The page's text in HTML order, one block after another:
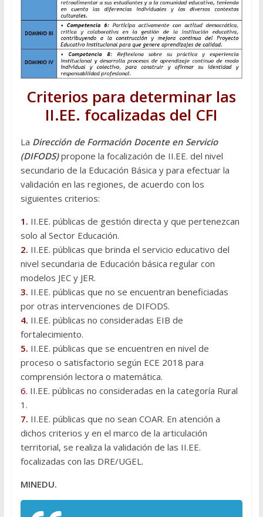
Criterios para determinar las
II.EE. focalizadas del CFI
La Dirección de Formación Docente en Servicio
(DIFODS)propone la focalización de II.EE. del nivel
secundario de la Educación Básica y para efectuar la
validación en las regiones, de acuerdo con los
siguientes criterios:
1. II.EE. públicas de gestión directa y que pertenezcan
solo al Sector Educación.
2. II.EE. públicas que brinda el servicio educativo del
nivel secundaria de Educación básica regular con
modelos JEC y JER.
3. II.EE. públicas que no se encuentran beneficiadas
por otras intervenciones de DIFODS.
4. II.EE. públicas no consideradas EIB de
fortalecimiento.
5. II.EE. públicas que se encuentren en nivel de
proceso o satisfactorio según ECE 2018 para
comprensión lectora o matemática.
6. II.EE. públicas no consideradas en la categoría Rural
1.
7. II.EE. públicas que no sean COAR. En atención a
dichos criterios y en el marco de la articulación
territorial, se realiza la validación de las II.EE.
focalizadas con las DRE/UGEL.
MINEDU.